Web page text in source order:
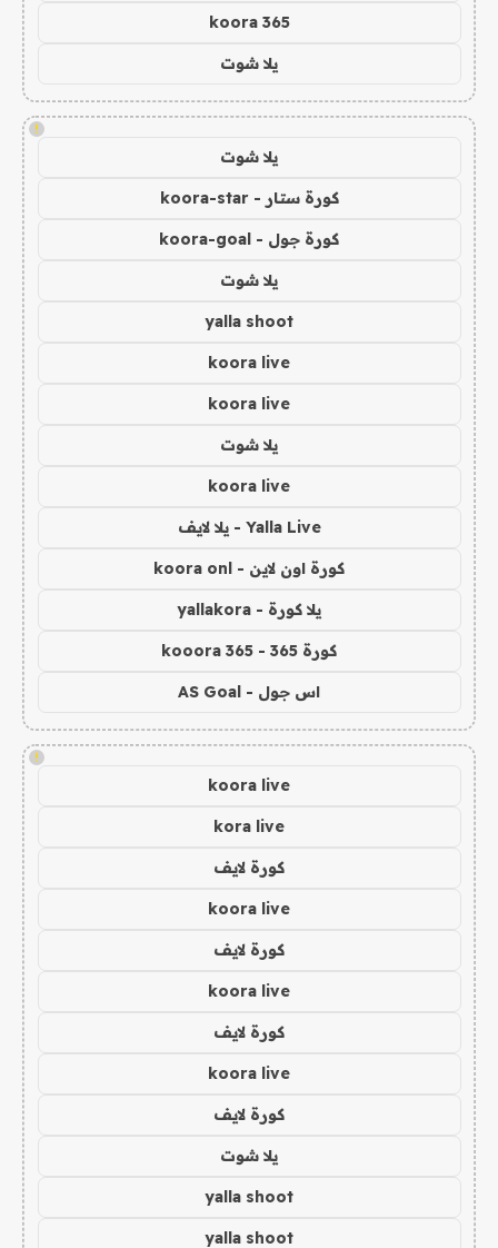
koora 365
يلا شوت
!
يلا شوت
كورة ستار - koora-star
كورة جول - koora-goal
يلا شوت
yalla shoot
koora live
koora live
يلا شوت
koora live
Yalla Live - يلا لايف
كورة اون لاين - koora onl
يلا كورة - yallakora
كورة 365 - kooora 365
اس جول - AS Goal
!
koora live
kora live
كورة لايف
koora live
كورة لايف
koora live
كورة لايف
koora live
كورة لايف
يلا شوت
yalla shoot
yalla shoot